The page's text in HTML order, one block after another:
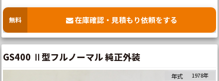
無料 在庫確認・見積もり依頼をする
GS400 Ⅱ型フルノーマル 純正外装
年式 1978年